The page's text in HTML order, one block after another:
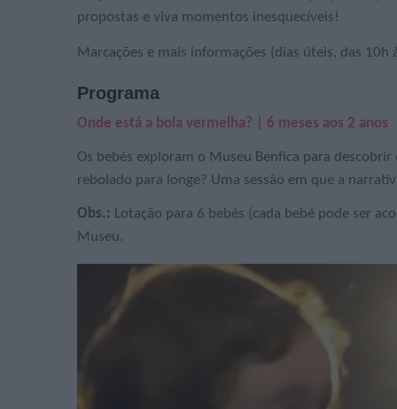
propostas e viva momentos inesquecíveis!
Marcações e mais informações (dias úteis, das 10h
Programa
Onde está a bola vermelha? | 6 meses aos 2 anos
Os bebés exploram o Museu Benfica para
rebolado para longe? Uma sessão em que a
Obs.: Lotação para 6 bebés (cada bebé pode ser
Museu.